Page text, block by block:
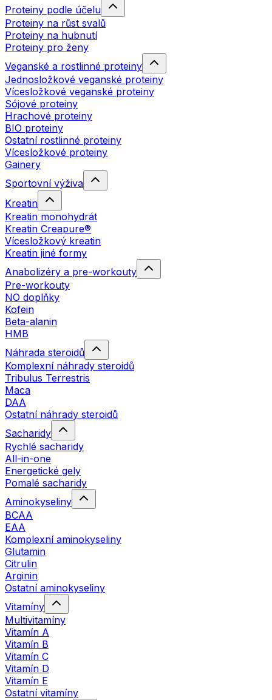
Proteiny podle účelu
Proteiny na růst svalů
Proteiny na hubnutí
Proteiny pro ženy
Veganské a rostlinné proteiny
Jednosložkové veganské proteiny
Vícesložkové veganské proteiny
Sójové proteiny
Hrachové proteiny
BIO proteiny
Ostatní rostlinné proteiny
Vícesložkové proteiny
Gainery
Sportovní výživa
Kreatin
Kreatin monohydrát
Kreatin Creapure®
Vícesložkový kreatin
Kreatin jiné formy
Anabolizéry a pre-workouty
Pre-workouty
NO doplňky
Kofein
Beta-alanin
HMB
Náhrada steroidů
Komplexní náhrady steroidů
Tribulus Terrestris
Maca
DAA
Ostatní náhrady steroidů
Sacharidy
Rychlé sacharidy
All-in-one
Energetické gely
Pomalé sacharidy
Aminokyseliny
BCAA
EAA
Komplexní aminokyseliny
Glutamin
Citrulin
Arginin
Ostatní aminokyseliny
Vitamíny
Multivitamíny
Vitamín A
Vitamín B
Vitamín C
Vitamín D
Vitamín E
Ostatní vitamíny